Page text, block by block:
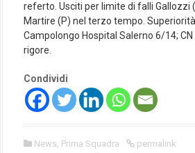
referto. Usciti per limite di falli Gallozzi
Martire (P) nel terzo tempo.
Campolongo Hospital Salerno 6/14;
rigore.
Condividi
News, Prima Squadra permalink